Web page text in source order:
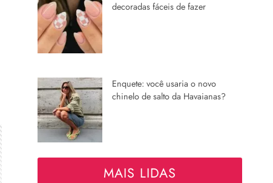
decoradas fáceis de fazer
Enquete: você usaria o novo
chinelo de salto da Havaianas?
MAIS LIDAS